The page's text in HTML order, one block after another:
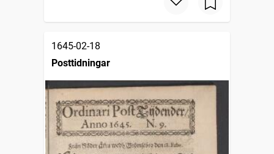
1645-02-18
Posttidningar